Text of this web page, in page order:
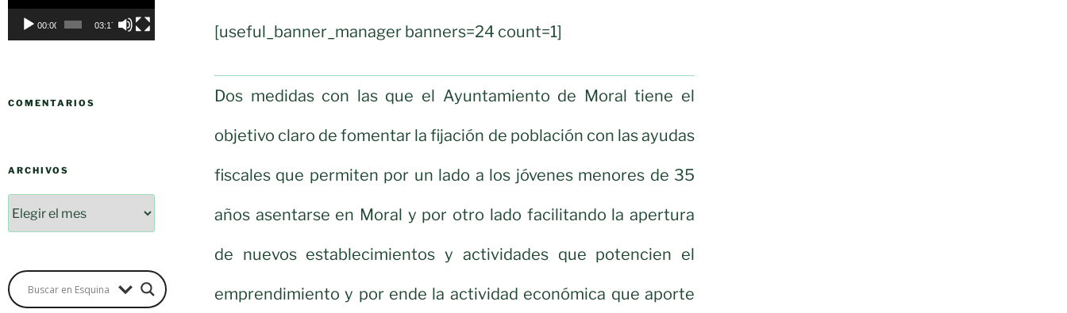
00:00 03:17
COMENTARIOS
ARCHIVOS
[useful_banner_manager banners=24 count=1]
Dos medidas con las que el Ayuntamiento de Moral tiene el
objetivo claro de fomentar la fijación de población con las ayudas
fiscales que permiten por un lado a los jóvenes menores de 35
años asentarse en Moral y por otro lado facilitando la apertura
de nuevos establecimientos y actividades que potencien el
emprendimiento y por ende la actividad económica que aporte